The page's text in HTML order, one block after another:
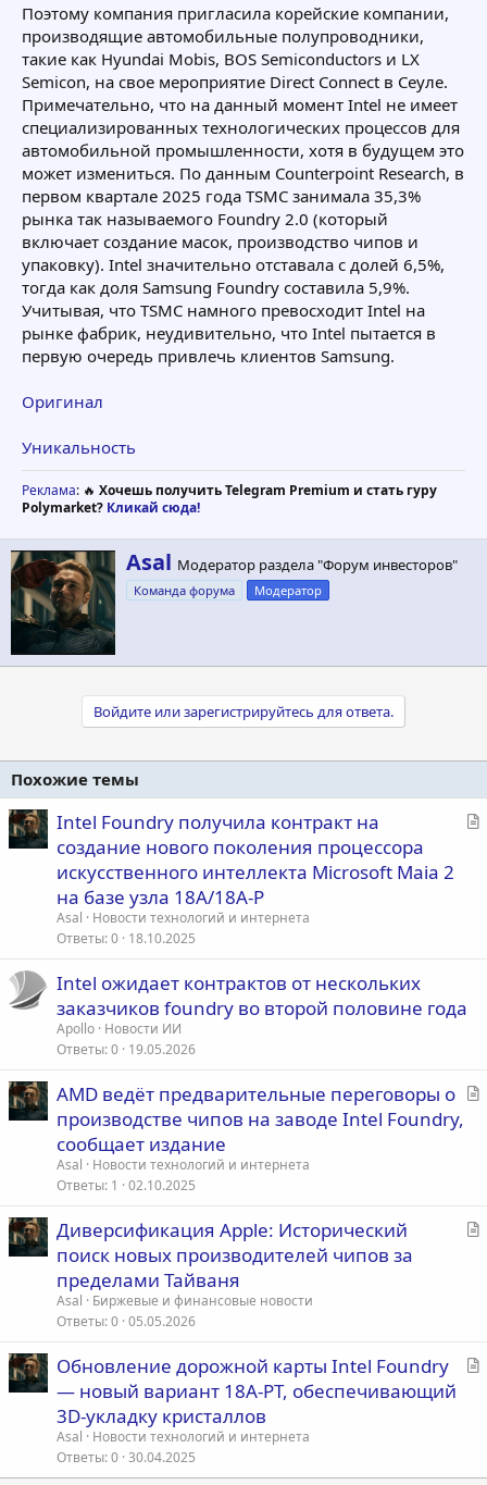
Поэтому компания пригласила корейские компании,
производящие автомобильные полупроводники,
такие как Hyundai Mobis, BOS Semiconductors и LX
Semicon, на свое мероприятие Direct Connect в Сеуле.
Примечательно, что на данный момент Intel не имеет
специализированных технологических процессов для
автомобильной промышленности, хотя в будущем это
может измениться. По данным Counterpoint Research, в
первом квартале 2025 года TSMC занимала 35,3%
рынка так называемого Foundry 2.0 (который
включает создание масок, производство чипов и
упаковку). Intel значительно отставала с долей 6,5%,
тогда как доля Samsung Foundry составила 5,9%.
Учитывая, что TSMC намного превосходит Intel на
рынке фабрик, неудивительно, что Intel пытается в
первую очередь привлечь клиентов Samsung.
Оригинал
Уникальность
Реклама: 🔥 Хочешь получить Telegram Premium и стать гуру
Polymarket? Кликай сюда!
А
в
т
Asal Модератор раздела "Форум инвесторов"
Команда форума Модератор
Войдите или зарегистрируйтесь для ответа.
Похожие темы
С
Intel Foundry получила контракт на
создание нового поколения процессора
искусственного интеллекта Microsoft Maia 2
на базе узла 18A/18A-P
Asal
Новости технологий и интернета
Ответы 0 18.10.2025
Intel ожидает контрактов от нескольких
заказчиков foundry во второй половине года
Apollo Новости ИИ
Ответы 0 19.05.2026
С
AMD ведёт предварительные переговоры о
производстве чипов на заводе Intel Foundry,
сообщает издание
Asal
Новости технологий и интернета
Ответы 1 02.10.2025
С
Диверсификация Apple: Исторический
поиск новых производителей чипов за
пределами Тайваня
Asal
Биржевые и финансовые новости
Ответы 0 05.05.2026
С
я
Обновление дорожной карты Intel Foundry
— новый вариант 18A-PT, обеспечивающий
3D-укладку кристаллов
Asal
Новости технологий и интернета
Ответы 0 30.04.2025